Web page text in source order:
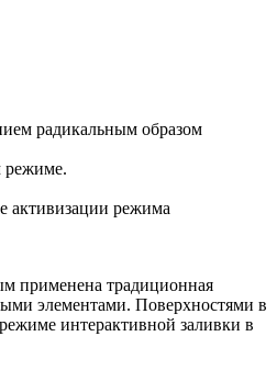
радикальным образом
режиме.
активизации режима
применена традиционная
элементами. Поверхностями в
интерактивной заливки в